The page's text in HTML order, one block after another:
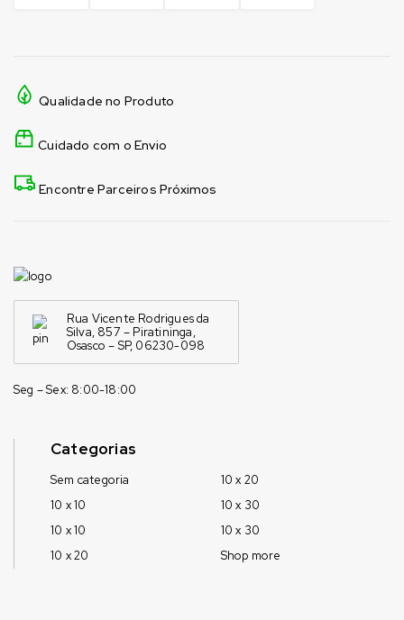
Qualidade no Produto
Cuidado com o Envio
Encontre Parceiros Próximos
Rua Vicente Rodrigues da
Silva, 857 – Piratininga,
Osasco – SP, 06230-098
Seg – Sex: 8:00-18:00
Categorias
Sem categoria
10 x 10
10 x 10
10 x 20
10 x 20
10 x 30
10 x 30
Shop more